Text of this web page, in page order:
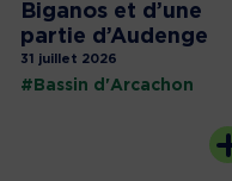
Biganos et d’une
partie d’Audenge
31 juillet 2026
#Bassin d'Arcachon